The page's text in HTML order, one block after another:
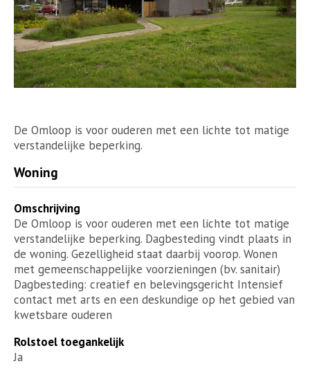
De Omloop is voor ouderen met een lichte tot matige
verstandelijke beperking.
Woning
Omschrijving
De Omloop is voor ouderen met een lichte tot matige
verstandelijke beperking. Dagbesteding vindt plaats in
de woning. Gezelligheid staat daarbij voorop. Wonen
met gemeenschappelijke voorzieningen (bv. sanitair)
Dagbesteding: creatief en belevingsgericht Intensief
contact met arts en een deskundige op het gebied van
kwetsbare ouderen
Rolstoel toegankelijk
Ja